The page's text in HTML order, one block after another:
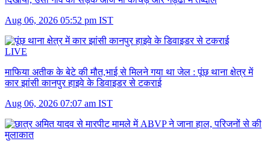
Aug 06, 2026 05:52 pm IST
LIVE
माफिया अतीक के बेटे की मौत,भाई से मिलने गया था जेल : पूंछ थाना क्षेत्र में
कार झांसी कानपुर हाइवे के डिवाइडर से टकराई
Aug 06, 2026 07:07 am IST